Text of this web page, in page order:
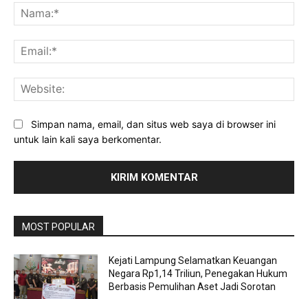
Simpan nama, email, dan situs web saya di browser ini
untuk lain kali saya berkomentar.
MOST POPULAR
Kejati Lampung Selamatkan Keuangan
Negara Rp1,14 Triliun, Penegakan Hukum
Berbasis Pemulihan Aset Jadi Sorotan